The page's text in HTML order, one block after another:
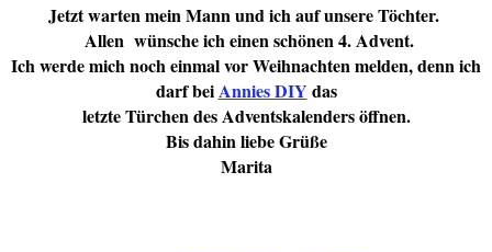
Jetzt warten mein Mann und ich auf unsere Töchter.
Allen wünsche ich einen schönen 4. Advent.
Ich werde mich noch einmal vor Weihnachten melden, denn ich
darf beiAnnies DIY das
letzte Türchen des Adventskalenders öffnen.
Bis dahin liebe Grüße
Marita